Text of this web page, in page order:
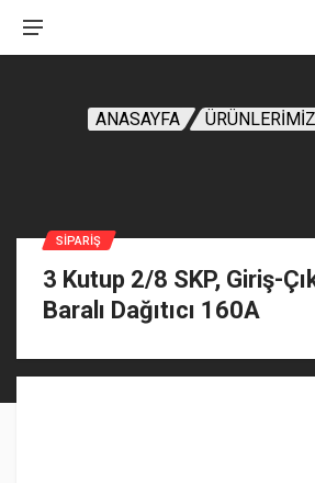
ANASAYFA ÜRÜNLERİMİZ
3 Kutup 2/8 SKP, Giriş-
Baralı Dağıtıcı 160A
SIPARIŞ